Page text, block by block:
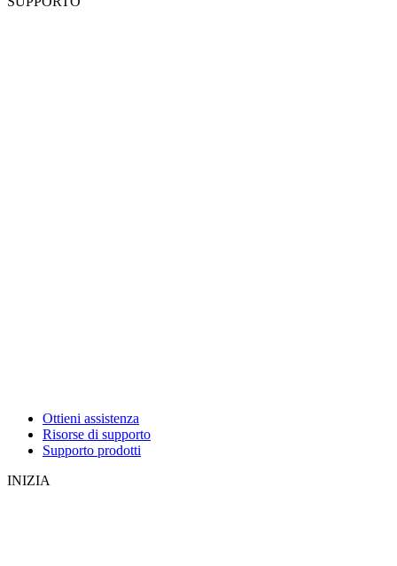
Ottieni assistenza
Risorse di supporto
Supporto prodotti
INIZIA